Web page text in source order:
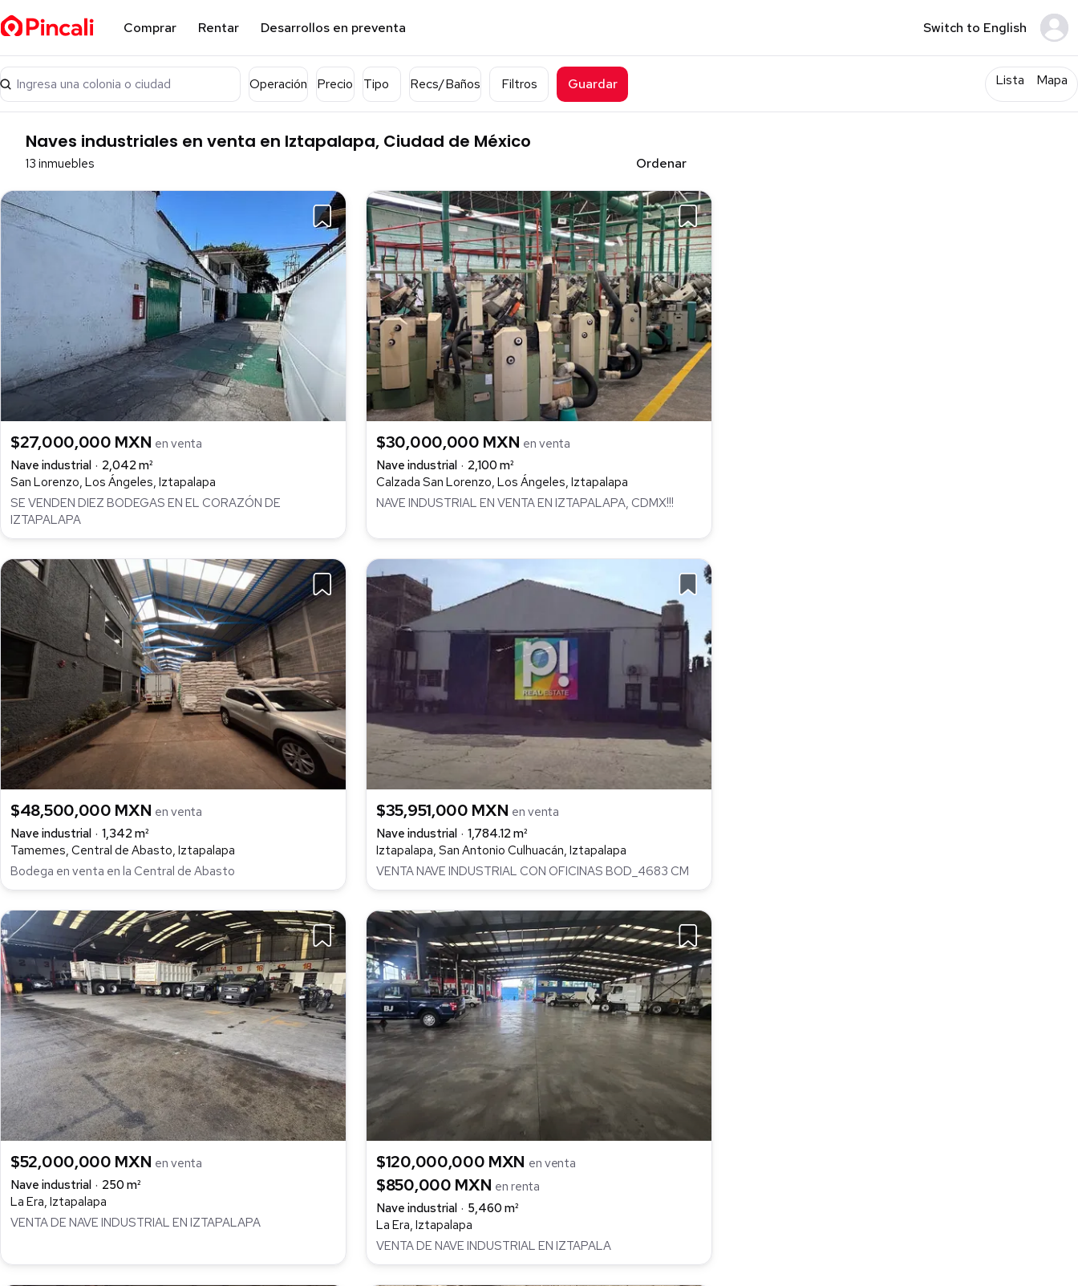
Comprar Rentar Desarrollos en preventa Switch to English
Ingresa una colonia o ciudad Operación Precio Tipo Recs/Baños Filtros Guardar Lista Mapa
Naves industriales en venta en Iztapalapa, Ciudad de México
13 inmuebles Ordenar
$27,000,000 MXN en venta
Nave industrial
2,042 m²
San Lorenzo, Los Ángeles, Iztapalapa
SE VENDEN DIEZ BODEGAS EN EL CORAZÓN DE
IZTAPALAPA
$30,000,000 MXN en venta
Nave industrial
2,100 m²
Calzada San Lorenzo, Los Ángeles, Iztapalapa
NAVE INDUSTRIAL EN VENTA EN IZTAPALAPA, CDMX!!!
$48,500,000 MXN en venta
Nave industrial
1,342 m²
Tamemes, Central de Abasto, Iztapalapa
Bodega en venta en la Central de Abasto
$35,951,000 MXN en venta
Nave industrial
1,784.12 m²
Iztapalapa, San Antonio Culhuacán, Iztapalapa
VENTA NAVE INDUSTRIAL CON OFICINAS BOD_4683 CM
$52,000,000 MXN en venta
Nave industrial
250 m²
La Era, Iztapalapa
VENTA DE NAVE INDUSTRIAL EN IZTAPALAPA
$120,000,000 MXN en venta
$850,000 MXN en renta
Nave industrial
5,460 m²
La Era, Iztapalapa
VENTA DE NAVE INDUSTRIAL EN IZTAPALA